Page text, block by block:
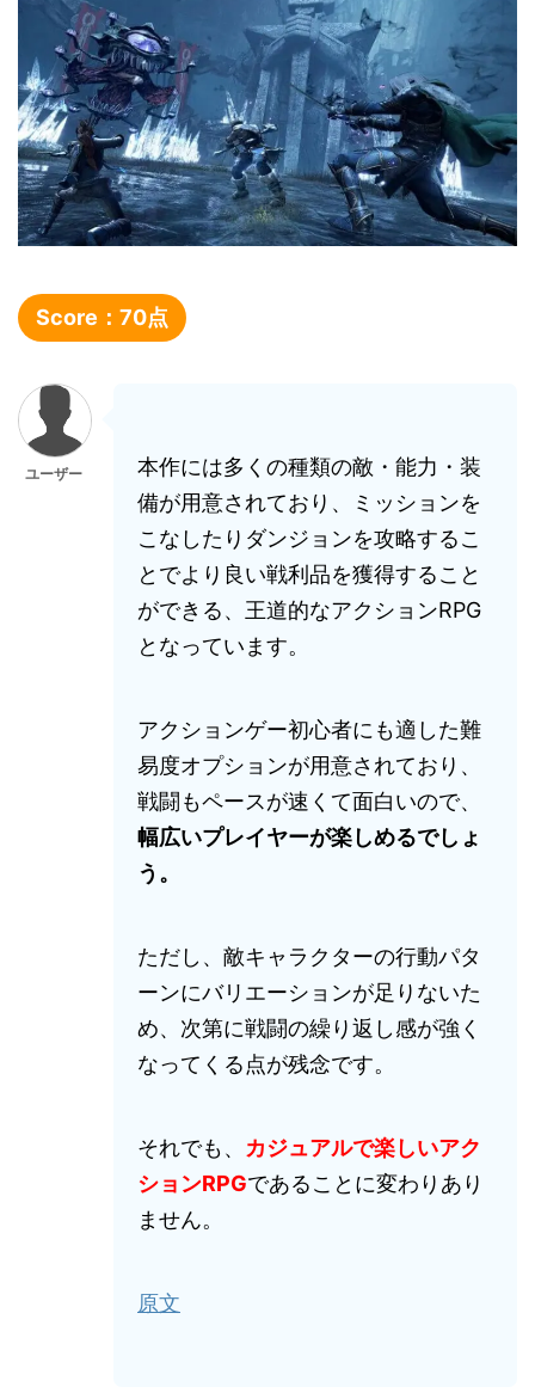
Score： 70点
ユーザー
本作には多くの種類の敵・能力・装
備が用意されており、ミッションを
こなしたりダンジョンを攻略するこ
とでより良い戦利品を獲得すること
ができる、王道的なアクションRPG
となっています。
アクションゲー初心者にも適した難
易度オプションが用意されており、
戦闘もペースが速くて面白いので、
幅広いプレイヤーが楽しめるでしょ
う。
ただし、敵キャラクターの行動パタ
ーンにバリエーションが足りないた
め、次第に戦闘の繰り返し感が強く
なってくる点が残念です。
それでも、 カジュアルで楽しいアク
ションRPGであることに変わりあり
ません。
原文